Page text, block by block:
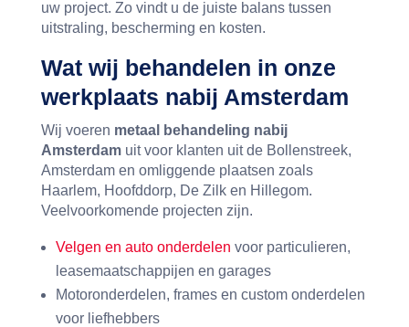
uw project. Zo vindt u de juiste balans tussen
uitstraling, bescherming en kosten.
Wat wij behandelen in onze
werkplaats nabij Amsterdam
Wij voeren metaal behandeling nabij
Amsterdamuit voor klanten uit de Bollenstreek,
Amsterdam en omliggende plaatsen zoals
Haarlem, Hoofddorp, De Zilk en Hillegom.
Veelvoorkomende projecten zijn.
Velgen en auto onderdelen voor particulieren,
leasemaatschappijen en garages
Motoronderdelen, frames en custom onderdelen
voor liefhebbers